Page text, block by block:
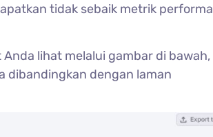
tidak sebaik metrik performa
lihat melalui gambar di bawah,
dibandingkan dengan laman